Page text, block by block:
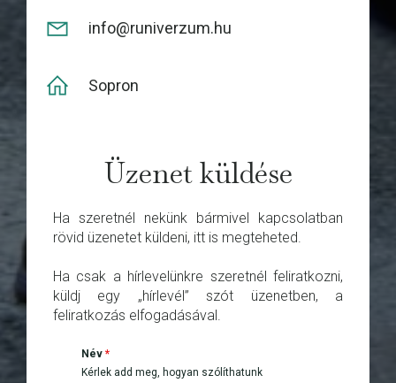
info@runiverzum.hu
Sopron
Üzenet küldése
Ha szeretnél nekünk bármivel kapcsolatban
rövid üzenetet küldeni, itt is megteheted.
Ha csak a hírlevelünkre szeretnél feliratkozni,
küldj egy „hírlevél” szót üzenetben, a
feliratkozás elfogadásával.
Név *
Kérlek add meg, hogyan szólíthatunk